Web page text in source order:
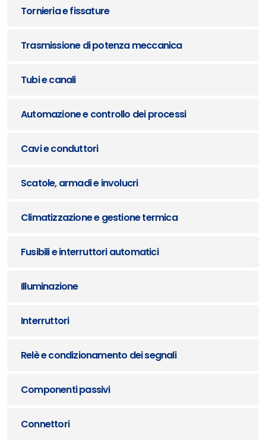
Tornieria e fissature
Trasmissione di potenza meccanica
Tubi e canali
Automazione e controllo dei processi
Cavi e conduttori
Scatole, armadi e involucri
Climatizzazione e gestione termica
Fusibili e interruttori automatici
Illuminazione
Interruttori
Relè e condizionamento dei segnali
Componenti passivi
Connettori